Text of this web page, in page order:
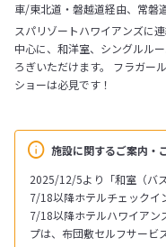
車/東北道・磐越道経由、常磐
施設に関するご案内・
2025/12/5より「和室（バ
7/18以降ホテルチェック
7/18以降ホテルハワイアン
プは、布団敷セルフサービ
スパリゾートハワイアンズに
中心に、和洋室、シングルル
ろぎいただけます。 フラガー
ショーは必見です！